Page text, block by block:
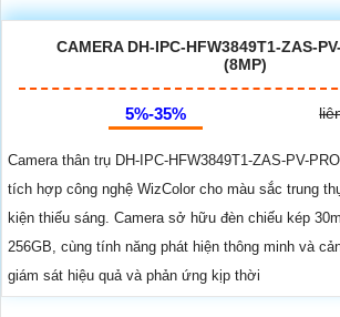
CAMERA DH-IPC-HFW3849T1-ZAS-
(8MP)
5%-35%
Camera thân trụ DH-IPC-HFW3849T1-ZAS-PV-
tích hợp công nghệ WizColor cho màu sắc trung
kiện thiếu sáng. Camera sở hữu đèn chiếu kép
256GB, cùng tính năng phát hiện thông minh và
giám sát hiệu quả và phản ứng kịp thời